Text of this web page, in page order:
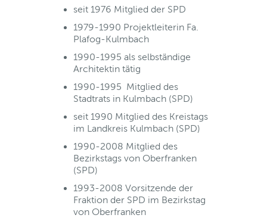
seit 1976 Mitglied der SPD
1979-1990 Projektleiterin Fa.
Plafog-Kulmbach
1990-1995 als selbständige
Architektin tätig
1990-1995 Mitglied des
Stadtrats in Kulmbach (SPD)
seit 1990 Mitglied des Kreistags
im Landkreis Kulmbach (SPD)
1990-2008 Mitglied des
Bezirkstags von Oberfranken
(SPD)
1993-2008 Vorsitzende der
Fraktion der SPD im Bezirkstag
von Oberfranken